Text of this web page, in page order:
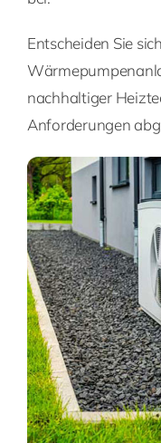
Entscheiden Sie
nachhaltiger
Anforderungen